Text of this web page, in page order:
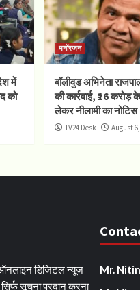
में
को
मनोंरजन
बॉलीवुड अभिनेता
की कार्रवाई, ₹16 करोड़
लेकर नीलामी का नोटिस
TV24 Desk August
डिजिटल न्यूज़
सिर्फ सूचना प्रदान करना
Mr.